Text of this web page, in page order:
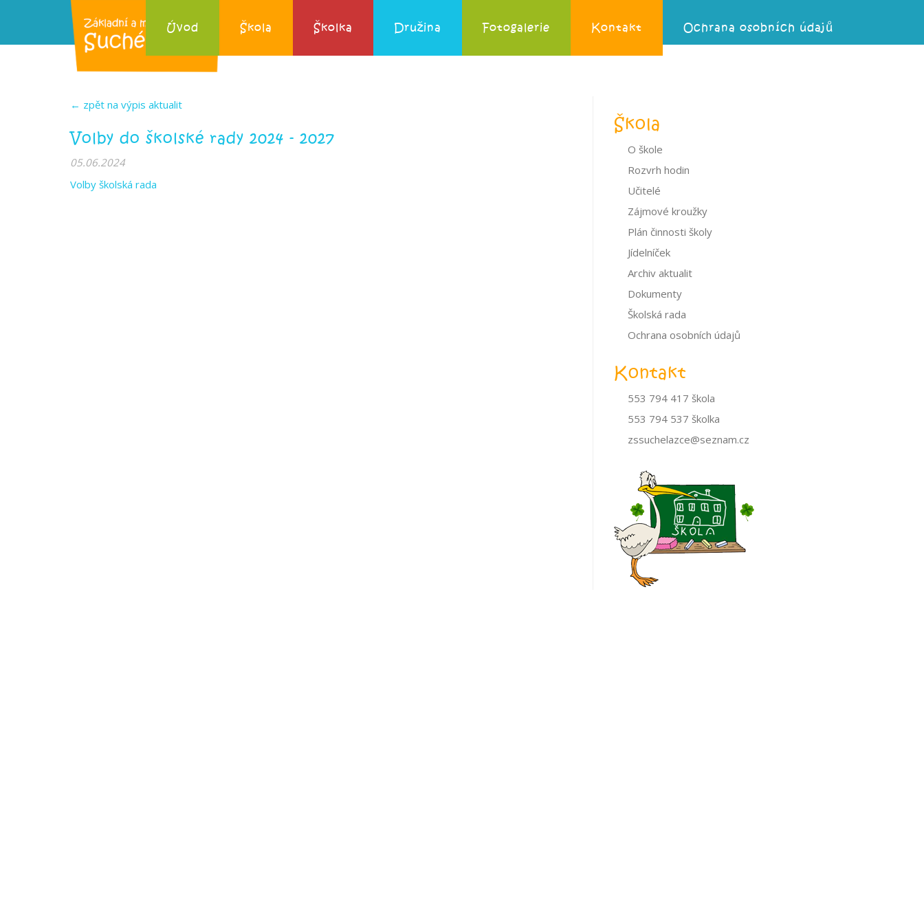
Úvod Škola Školka Družina Fotogalerie Kontakt Ochrana osobních údajů
← zpět na výpis aktualit
Volby do školské rady 2024 - 2027
05.06.2024
Volby školská rada
Škola
O škole
Rozvrh hodin
Učitelé
Zájmové kroužky
Plán činnosti školy
Jídelníček
Archiv aktualit
Dokumenty
Školská rada
Ochrana osobních údajů
Kontakt
553 794 417 škola
553 794 537 školka
zssuchelazce@seznam.cz